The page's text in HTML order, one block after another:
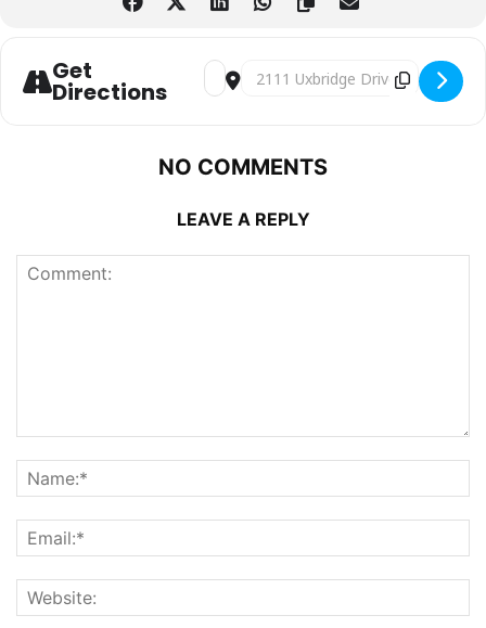
Get
Directions
Address - Fundacja Brata Alberta
Destination Address - Fundacja
NO COMMENTS
LEAVE A REPLY